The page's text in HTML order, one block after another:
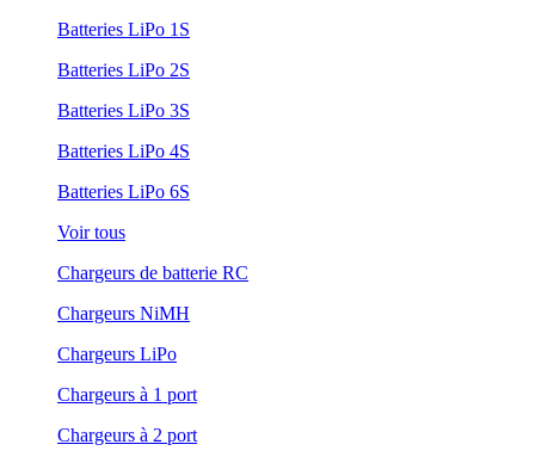
Batteries LiPo 1S
Batteries LiPo 2S
Batteries LiPo 3S
Batteries LiPo 4S
Batteries LiPo 6S
Voir tous
Chargeurs de batterie RC
Chargeurs NiMH
Chargeurs LiPo
Chargeurs à 1 port
Chargeurs à 2 port